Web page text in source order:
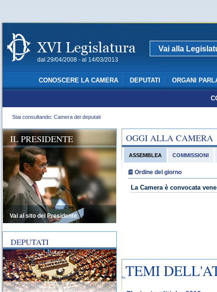
dal 29/04/2008 - al 14/03/2013
Vai alla
CONOSCERE LA CAMERA DEPUTATI ORGANI
Stai consultando: Camera dei deputati
OGGI ALLA CAMERA
ASSEMBLEA
Ordine del giorno
La Camera è convocata
COMMISSIONI
TEMI
IL PRESIDENTE
Vai al sito del Presidente
DEPUTATI